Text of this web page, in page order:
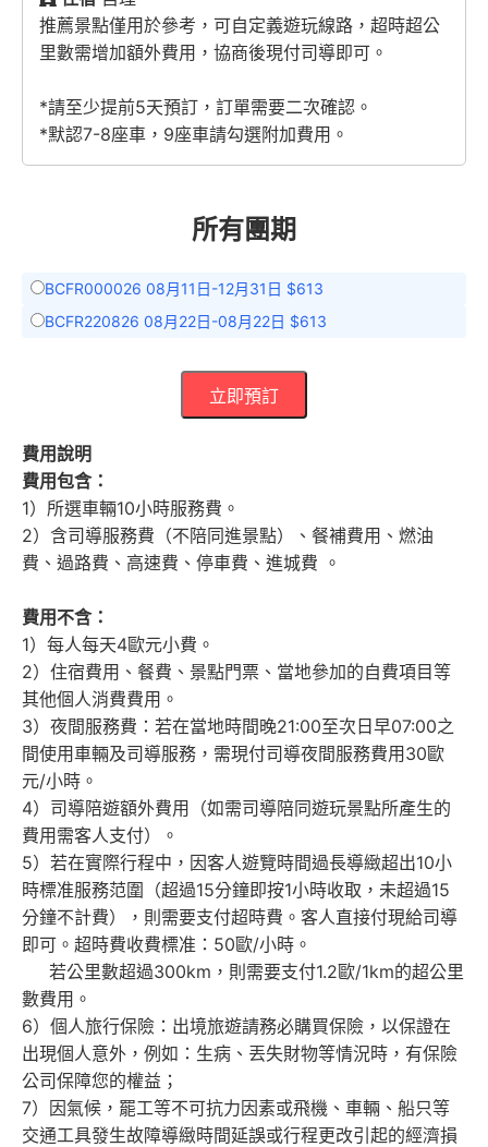
推薦景點僅用於參考，可自定義遊玩線路，超時超公
里數需增加額外費用，協商後現付司導即可。
*請至少提前5天預訂，訂單需要二次確認。
*默認7-8座車，9座車請勾選附加費用。
所有團期
BCFR000026 08月11日-12月31日 $613
BCFR220826 08月22日-08月22日 $613
立即預訂
費用說明
費用包含：
1）所選車輛10小時服務費。
2）含司導服務費（不陪同進景點）、餐補費用、燃油
費、過路費、高速費、停車費、進城費 。
費用不含：
1）每人每天4歐元小費。
2）住宿費用、餐費、景點門票、當地參加的自費項目等
其他個人消費費用。
3）夜間服務費：若在當地時間晚21:00至次日早07:00之
間使用車輛及司導服務，需現付司導夜間服務費用30歐
元/小時。
4）司導陪遊額外費用（如需司導陪同遊玩景點所產生的
費用需客人支付）。
5）若在實際行程中，因客人遊覽時間過長導緻超出10小
時標准服務范圍（超過15分鐘即按1小時收取，未超過15
分鐘不計費），則需要支付超時費。客人直接付現給司導
即可。超時費收費標准：50歐/小時。
若公里數超過300km，則需要支付1.2歐/1km的超公里
數費用。
6）個人旅行保險：出境旅遊請務必購買保險，以保證在
出現個人意外，例如：生病、丟失財物等情況時，有保險
公司保障您的權益；
7）因氣候，罷工等不可抗力因素或飛機、車輛、船只等
交通工具發生故障導緻時間延誤或行程更改引起的經濟損